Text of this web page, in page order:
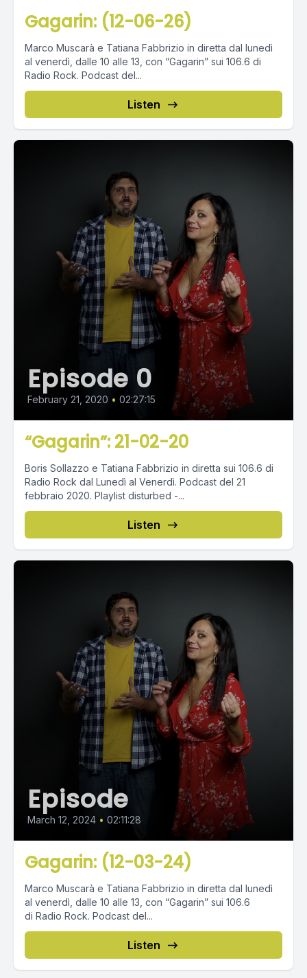
Gagarin: (12-06-26)
Marco Muscarà e Tatiana Fabbrizio in diretta dal lunedì
al venerdì, dalle 10 alle 13, con “Gagarin” sui 106.6 di
Radio Rock. Podcast del...
Listen
Episode 0
February 21, 2020 • 02:27:15
“Gagarin”: 21-02-20
Boris Sollazzo e Tatiana Fabbrizio in diretta sui 106.6 di
Radio Rock dal Lunedì al Venerdì. Podcast del 21
febbraio 2020. Playlist disturbed -...
Listen
Episode
March 12, 2024 • 02:11:28
Gagarin: (12-03-24)
Marco Muscarà e Tatiana Fabbrizio in diretta dal lunedì
al venerdì, dalle 10 alle 13, con “Gagarin” sui 106.6
di Radio Rock. Podcast del...
Listen